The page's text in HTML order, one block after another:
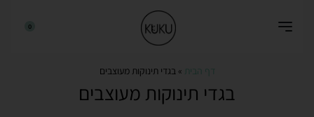
0
דף הבית »בגדי תינוקות מעוצבים
בגדי תינוקות מעוצבים